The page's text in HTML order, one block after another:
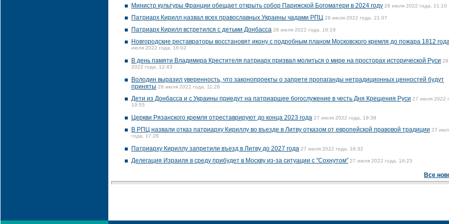
Министр культуры Франции обещает открыть собор Парижской Богоматери в 2024 году 28 июля 2022 года, 21:10
Патриарх Кирилл назвал всех православных Украины чадами РПЦ 28 июля 2022 года, 21:07
Патриарх Кирилл встретился с детьми Донбасса 28 июля 2022 года, 16:19
Новгородские реставраторы восстановят икону с подробным планом Московского кремля до пожара 1812
июля 2022 года, 16:02
В день памяти Владимира Крестителя патриарх призвал молиться о мире на просторах исторической Руси
2022 года, 12:43
Володин выразил уверенность, что законопроекты о запрете пропаганды нетрадиционных ценностей будут
приняты 28 июля 2022 года, 11:28
Дети из Донбасса и с Украины приедут на патриаршее богослужение в честь Дня Крещения Руси 27 июля 2022
19:55
Церкви Рязанского кремля отреставрируют до конца 2023 года 27 июля 2022 года, 19:38
В РПЦ назвали отказ патриарху Кириллу во въезде в Литву отказом от европейской правовой традиции 27
года, 17:28
Патриарху Кириллу запретили въезд в Литву до 2027 года 27 июля 2022 года, 16:32
Делегация Израиля в среду прибудет в Москву из-за ситуации с "Сохнутом" 27 июля 2022 года, 16:23
Все